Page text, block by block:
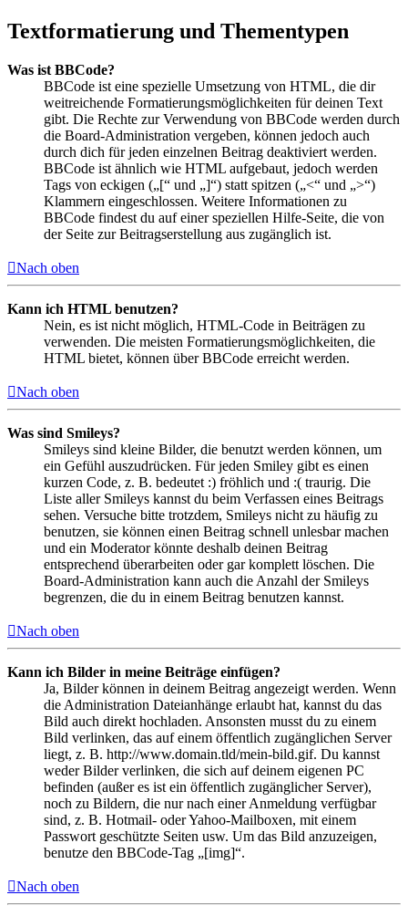
Textformatierung und Thementypen
Was ist BBCode?
BBCode ist eine spezielle Umsetzung von HTML, die dir
weitreichende Formatierungsmöglichkeiten für deinen Text
gibt. Die Rechte zur Verwendung von BBCode werden durch
die Board-Administration vergeben, können jedoch auch
durch dich für jeden einzelnen Beitrag deaktiviert werden.
BBCode ist ähnlich wie HTML aufgebaut, jedoch werden
Tags von eckigen („[“ und „]“) statt spitzen („<“ und „>“)
Klammern eingeschlossen. Weitere Informationen zu
BBCode findest du auf einer speziellen Hilfe-Seite, die von
der Seite zur Beitragserstellung aus zugänglich ist.
Nach oben
Kann ich HTML benutzen?
Nein, es ist nicht möglich, HTML-Code in Beiträgen zu
verwenden. Die meisten Formatierungsmöglichkeiten, die
HTML bietet, können über BBCode erreicht werden.
Nach oben
Was sind Smileys?
Smileys sind kleine Bilder, die benutzt werden können, um
ein Gefühl auszudrücken. Für jeden Smiley gibt es einen
kurzen Code, z. B. bedeutet :) fröhlich und :( traurig. Die
Liste aller Smileys kannst du beim Verfassen eines Beitrags
sehen. Versuche bitte trotzdem, Smileys nicht zu häufig zu
benutzen, sie können einen Beitrag schnell unlesbar machen
und ein Moderator könnte deshalb deinen Beitrag
entsprechend überarbeiten oder gar komplett löschen. Die
Board-Administration kann auch die Anzahl der Smileys
begrenzen, die du in einem Beitrag benutzen kannst.
Nach oben
Kann ich Bilder in meine Beiträge einfügen?
Ja, Bilder können in deinem Beitrag angezeigt werden. Wenn
die Administration Dateianhänge erlaubt hat, kannst du das
Bild auch direkt hochladen. Ansonsten musst du zu einem
Bild verlinken, das auf einem öffentlich zugänglichen Server
liegt, z. B. http://www.domain.tld/mein-bild.gif. Du kannst
weder Bilder verlinken, die sich auf deinem eigenen PC
befinden (außer es ist ein öffentlich zugänglicher Server),
noch zu Bildern, die nur nach einer Anmeldung verfügbar
sind, z. B. Hotmail- oder Yahoo-Mailboxen, mit einem
Passwort geschützte Seiten usw. Um das Bild anzuzeigen,
benutze den BBCode-Tag „[img]“.
Nach oben